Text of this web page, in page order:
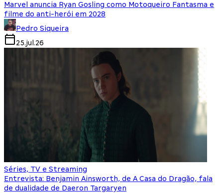
Marvel anuncia Ryan Gosling como Motoqueiro Fantasma e
filme do anti-herói em 2028
Pedro Siqueira
25.jul.26
Séries, TV e Streaming
Entrevista: Benjamin Ainsworth, de A Casa do Dragão, fala
de dualidade de Daeron Targaryen